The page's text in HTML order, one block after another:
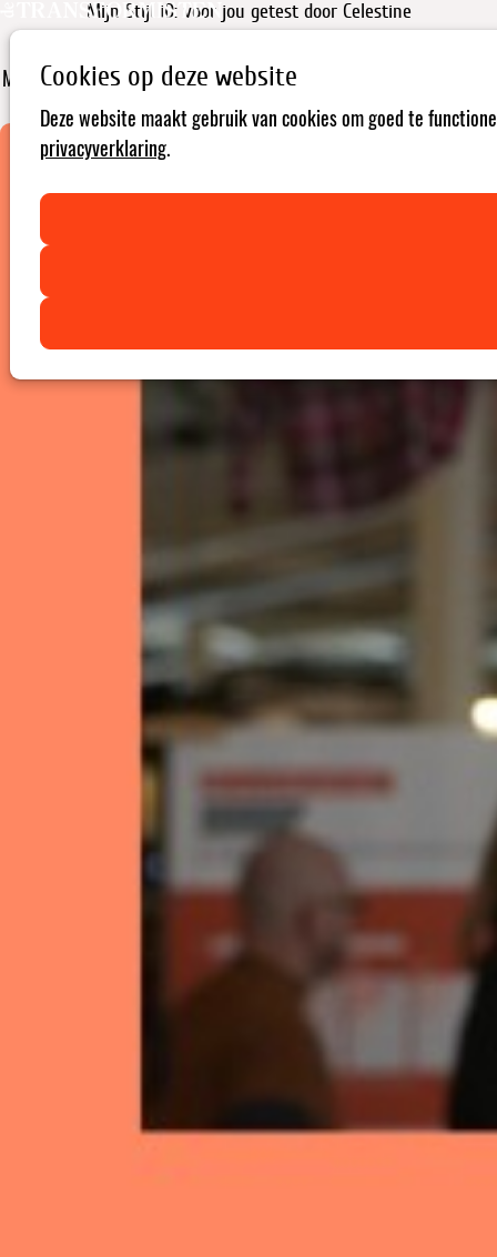
Cookies op deze website
Deze website maakt gebruik van cookies om goed te
privacyverklaring.
Mijn Stijl iD: voor jou getest door Celestine
Maak kennis met een gratis online training op weg naar een unieke
stijl en bewuster omspringen met kleding.